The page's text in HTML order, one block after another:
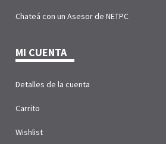
Chateá con un Asesor de NETPC
MI CUENTA
Detalles de la cuenta
Carrito
Wishlist